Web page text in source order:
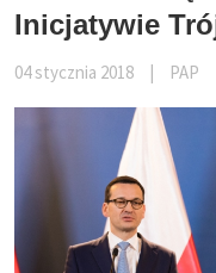
Inicjatywie
04 stycznia 2018 PAP